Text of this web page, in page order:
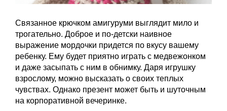
Связанное крючком амигуруми выглядит мило и
трогательно. Доброе и по-детски наивное
выражение мордочки придется по вкусу вашему
ребенку. Ему будет приятно играть с медвежонком
и даже засыпать с ним в обнимку. Даря игрушку
взрослому, можно высказать о своих теплых
чувствах. Однако презент может быть и шуточным
на корпоративной вечеринке.